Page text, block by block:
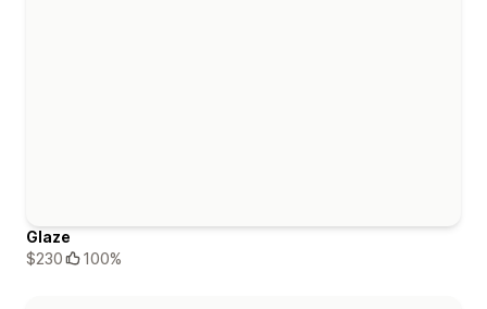
Glaze
$230
100%